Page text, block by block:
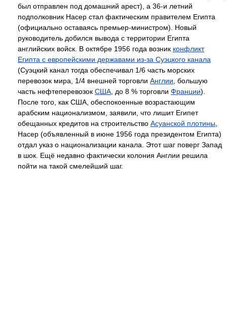
был отправлен под домашний арест), а 36-и летний
подполковник Насер стал фактическим правителем Египта
(официально оставаясь премьер-министром). Новый
руководитель добился вывода с территории Египта
английских войск. В октябре 1956 года возник конфликт
Египта с европейскими державами из-за Суэцкого канала
(Суэцкий канал тогда обеспечивал 1/6 часть морских
перевозок мира, 1/4 внешней торговли Англии , большую
часть нефтеперевозок США , до 8 % торговли Франции).
После того, как США, обеспокоенные возрастающим
арабским национализмом, заявили, что лишит Египет
обещанных кредитов на строительство Асуанской плотины
Насер (объявленный в июне 1956 года президентом Египта)
отдал указ о национализации канала. Этот шаг поверг Запад
в шок. Ещё недавно фактически колония Англии решила
пойти на такой смелейший шаг.